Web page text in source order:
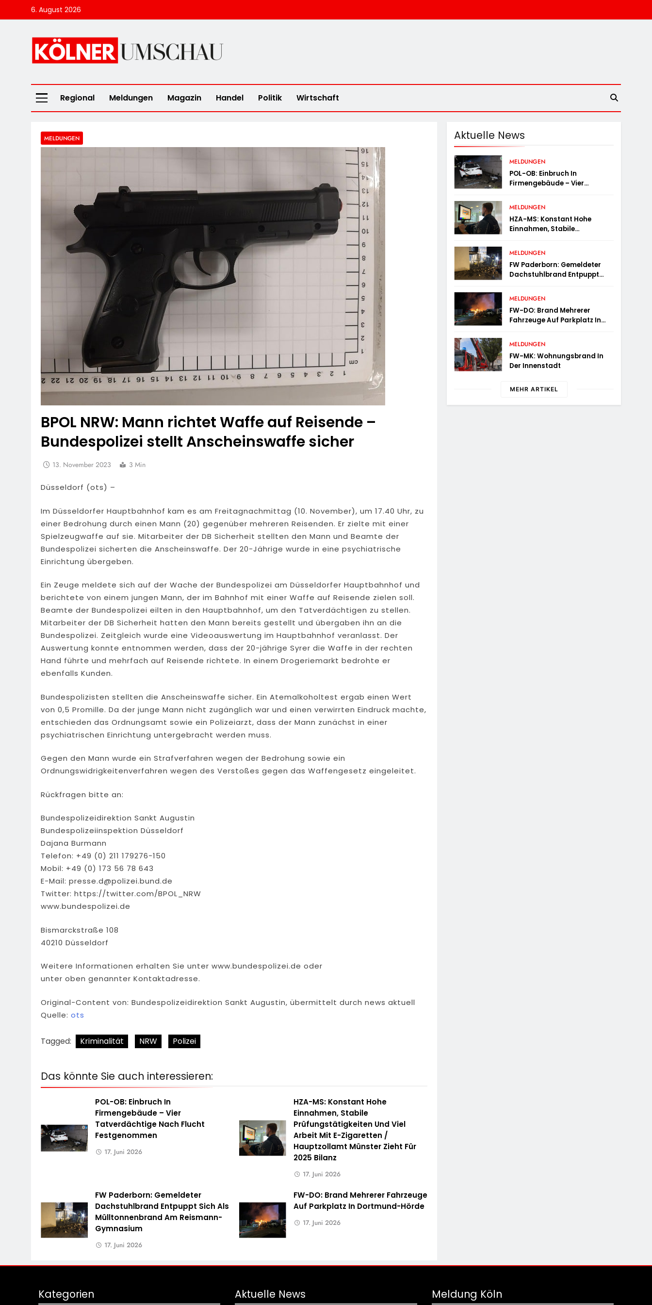
to
6. August 2026
Kölner Umschau
Regional Meldungen Magazin Handel Politik Wirtschaft
MELDUNGEN
BPOL NRW: Mann richtet Waffe auf Reisende –
Bundespolizei stellt Anscheinswaffe sicher
13. November 2023 3 Min
Düsseldorf (ots) –
Im Düsseldorfer Hauptbahnhof kam es am Freitagnachmittag (10. November), um 17.40 Uhr, zu
einer Bedrohung durch einen Mann (20) gegenüber mehreren Reisenden. Er zielte mit einer
Spielzeugwaffe auf sie. Mitarbeiter der DB Sicherheit stellten den Mann und Beamte der
Bundespolizei sicherten die Anscheinswaffe. Der 20-Jährige wurde in eine psychiatrische
Einrichtung übergeben.
Ein Zeuge meldete sich auf der Wache der Bundespolizei am Düsseldorfer Hauptbahnhof und
berichtete von einem jungen Mann, der im Bahnhof mit einer Waffe auf Reisende zielen soll.
Beamte der Bundespolizei eilten in den Hauptbahnhof, um den Tatverdächtigen zu stellen.
Mitarbeiter der DB Sicherheit hatten den Mann bereits gestellt und übergaben ihn an die
Bundespolizei. Zeitgleich wurde eine Videoauswertung im Hauptbahnhof veranlasst. Der
Auswertung konnte entnommen werden, dass der 20-jährige Syrer die Waffe in der rechten
Hand führte und mehrfach auf Reisende richtete. In einem Drogeriemarkt bedrohte er
ebenfalls Kunden.
Bundespolizisten stellten die Anscheinswaffe sicher. Ein Atemalkoholtest ergab einen Wert
von 0,5 Promille. Da der junge Mann nicht zugänglich war und einen verwirrten Eindruck machte,
entschieden das Ordnungsamt sowie ein Polizeiarzt, dass der Mann zunächst in einer
psychiatrischen Einrichtung untergebracht werden muss.
Gegen den Mann wurde ein Strafverfahren wegen der Bedrohung sowie ein
Ordnungswidrigkeitenverfahren wegen des Verstoßes gegen das Waffengesetz eingeleitet.
Rückfragen bitte an:
Bundespolizeidirektion Sankt Augustin
Bundespolizeiinspektion Düsseldorf
Dajana Burmann
Telefon: +49 (0) 211 179276-150
Mobil: +49 (0) 173 56 78 643
E-Mail: presse.d@polizei.bund.de
Twitter: https://twitter.com/BPOL_NRW
www.bundespolizei.de
Bismarckstraße 108
40210 Düsseldorf
Weitere Informationen erhalten Sie unter www.bundespolizei.de oder
unter oben genannter Kontaktadresse.
Original-Content von: Bundespolizeidirektion Sankt Augustin, übermittelt durch news aktuell
Quelle: ots
Tagged: Kriminalität NRW Polizei
Das könnte Sie auch interessieren:
POL-OB: Einbruch In
Firmengebäude – Vier
Tatverdächtige Nach Flucht
Festgenommen
17. Juni 2026
HZA-MS: Konstant Hohe
Einnahmen, Stabile
Prüfungstätigkeiten Und Viel
Arbeit Mit E-Zigaretten /
Hauptzollamt Münster Zieht Für
2025 Bilanz
17. Juni 2026
FW Paderborn: Gemeldeter
Dachstuhlbrand Entpuppt Sich Als
Mülltonnenbrand Am Reismann-
Gymnasium
17. Juni 2026
FW-DO: Brand Mehrerer Fahrzeuge
Auf Parkplatz In Dortmund-Hörde
17. Juni 2026
Aktuelle News
MELDUNGEN
POL-OB: Einbruch In
Firmengebäude – Vier
MELDUNGEN
HZA-MS: Konstant Hohe
Einnahmen, Stabile
Arbeit Mit E-Zigaretten /
Hauptzollamt Münster Zieht
Für 2025 Bilanz
MELDUNGEN
FW Paderborn: Gemeldeter
Dachstuhlbrand Entpuppt
Reismann-Gymnasium
MELDUNGEN
FW-DO: Brand Mehrerer
Fahrzeuge Auf Parkplatz In
MELDUNGEN
FW-MK: Wohnungsbrand In
Der Innenstadt
MEHR ARTIKEL
Kategorien Aktuelle News Meldung Köln